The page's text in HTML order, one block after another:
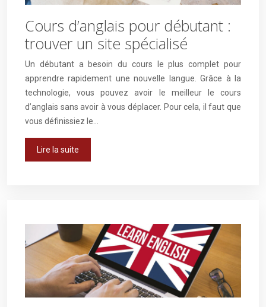
Cours d’anglais pour débutant :
trouver un site spécialisé
Un débutant a besoin du cours le plus complet pour
apprendre rapidement une nouvelle langue. Grâce à la
technologie, vous pouvez avoir le meilleur le cours
d’anglais sans avoir à vous déplacer. Pour cela, il faut que
vous définissiez le…
Lire la suite